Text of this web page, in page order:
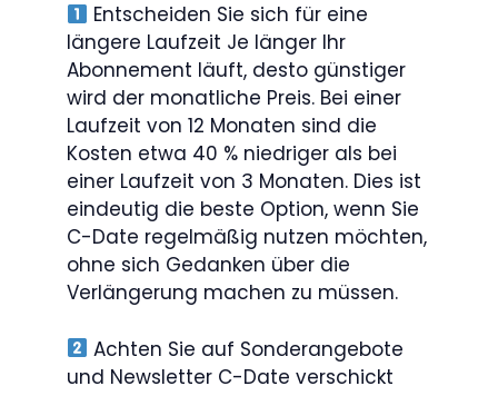
Entscheiden Sie sich für eine
längere Laufzeit Je länger Ihr
Abonnement läuft, desto günstiger
wird der monatliche Preis. Bei einer
Laufzeit von 12 Monaten sind die
Kosten etwa 40 % niedriger als bei
einer Laufzeit von 3 Monaten. Dies ist
eindeutig die beste Option, wenn Sie
C-Date regelmäßig nutzen möchten,
ohne sich Gedanken über die
Verlängerung machen zu müssen.
Achten Sie auf Sonderangebote
und Newsletter C-Date verschickt